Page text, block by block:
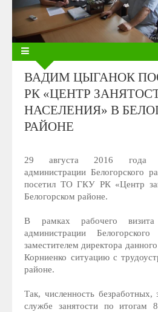
ВАДИМ ЦЫГАНОК
РК «ЦЕНТР
НАСЕЛЕНИЯ» В
РАЙОНЕ
29 августа 2016 года
администрации Белогорского
посетил ТО ГКУ РК «Центр
Белогорском районе.
В рамках рабочего визита
администрации
заместителем директора
Корниенко ситуацию с
районе.
Так, численность безработных,
службе занятости по итогам